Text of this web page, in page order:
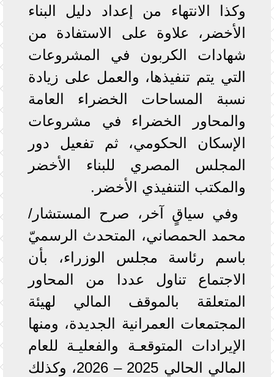
وكذا الانتهاء من إعداد دليل البناء
الأخضر، علاوة على الاستفادة من
شهادات الكربون في المشروعات
التي يتم تنفيذها، والعمل على زيادة
نسبة المساحات الخضراء العامة
والمحاور الخضراء في مشروعات
الإسكان الحكومي، ثم تفعيل دور
المجلس المصري للبناء الأخضر
والمكتب التنفيذي الأخضر.
وفي سياقٍ آخر، صرح المستشار/
محمد الحمصاني، المتحدث الرسميّ
باسم رئاسة مجلس الوزراء، بأن
الاجتماع تناول عددا من المحاور
المتعلقة بالموقف المالي لهيئة
المجتمعات العمرانية الجديدة، ومنها
الإيرادات المتوقعـة والفعليـة للعام
المالي الحالي 2025 – 2026، وكذلك